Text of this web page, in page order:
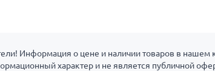
Информация о цене и наличии товаров в нашем
характер и не является публичной